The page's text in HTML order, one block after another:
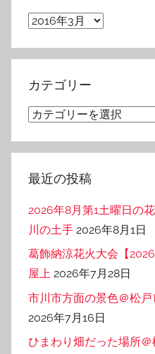
ア
カ
イ
カテゴリー
カ
ゴ
リ
最近の投稿
2026年8月第1土曜日の
川の土手 2026年8月1日
葛飾納涼花火大会【
屋上 2026年7月28日
市川市方面の景色＠松
2026年7月16日
ひまわり畑だった場所